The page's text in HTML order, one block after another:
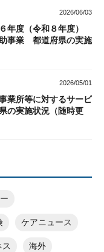
2026/06/03
年度（令和８年度）
事業 都道府県の実施
2026/05/01
業所等に対するサービ
の実施状況（随時更
ケアニュース
ス 海外